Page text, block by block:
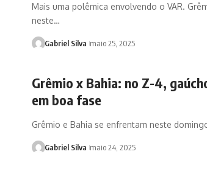
Mais uma polêmica envolvendo o VAR.
neste…
Gabriel Silva maio 25, 2025
Grêmio x Bahia: no Z-4,
em boa fase
Grêmio e Bahia se enfrentam neste
Gabriel Silva maio 24, 2025